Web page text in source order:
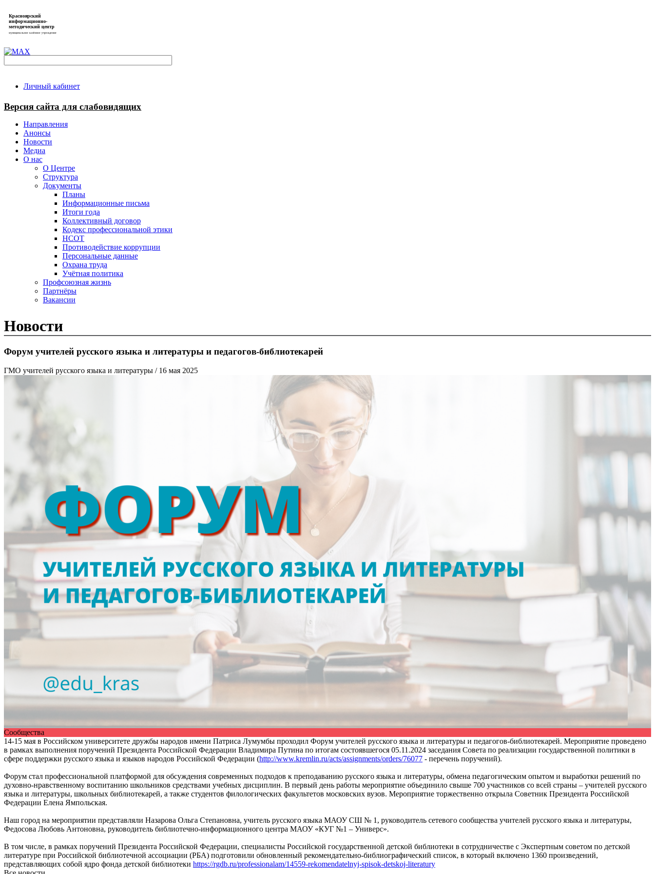
Красноярский
информационно-
методический центр
муниципальное казённое учреждение
Личный кабинет
Версия сайта для слабовидящих
Направления
Анонсы
Новости
Медиа
О нас
О Центре
Структура
Документы
Планы
Информационные письма
Итоги года
Коллективный договор
Кодекс профессиональной этики
НСОТ
Противодействие коррупции
Персональные данные
Охрана труда
Учётная политика
Профсоюзная жизнь
Партнёры
Вакансии
Новости
Форум учителей русского языка и литературы и педагогов-библиотекарей
ГМО учителей русского языка и литературы / 16 мая 2025
Сообщества
14-15 мая в Российском университете дружбы народов имени Патриса Лумумбы проходил Форум учителей русского языка и литературы и педагогов-библиотекарей. Мероприятие проведено
в рамках выполнения поручений Президента Российской Федерации Владимира Путина по итогам состоявшегося 05.11.2024 заседания Совета по реализации государственной политики в
сфере поддержки русского языка и языков народов Российской Федерации (http://www.kremlin.ru/acts/assignments/orders/76077 - перечень поручений).
Форум стал профессиональной платформой для обсуждения современных подходов к преподаванию русского языка и литературы, обмена педагогическим опытом и выработки решений по
духовно-нравственному воспитанию школьников средствами учебных дисциплин. В первый день работы мероприятие объединило свыше 700 участников со всей страны – учителей русского
языка и литературы, школьных библиотекарей, а также студентов филологических факультетов московских вузов. Мероприятие торжественно открыла Советник Президента Российской
Федерации Елена Ямпольская.
Наш город на мероприятии представляли Назарова Ольга Степановна, учитель русского языка МАОУ СШ № 1, руководитель сетевого сообщества учителей русского языка и литературы,
Федосова Любовь Антоновна, руководитель библиотечно-информационного центра МАОУ «КУГ №1 – Универс».
В том числе, в рамках поручений Президента Российской Федерации, специалисты Российской государственной детской библиотеки в сотрудничестве с Экспертным советом по детской
литературе при Российской библиотечной ассоциации (РБА) подготовили обновленный рекомендательно-библиографический список, в который включено 1360 произведений,
представляющих собой ядро фонда детской библиотеки https://rgdb.ru/professionalam/14559-rekomendatelnyj-spisok-detskoj-literatury